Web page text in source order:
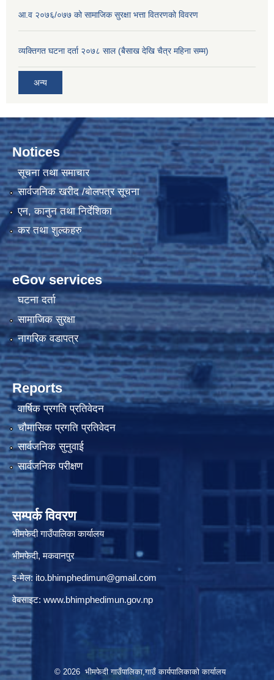
आ.व २०७६/०७७ को सामाजिक सुरक्षा भत्ता वितरणको विवरण
व्यक्तिगत घटना दर्ता २०७८ साल (बैसाख देखि चैत्र महिना सम्म)
अन्य
Notices
सूचना तथा समाचार
सार्वजनिक खरीद /बोलपत्र सूचना
एन, कानुन तथा निर्देशिका
कर तथा शुल्कहरु
eGov services
घटना दर्ता
सामाजिक सुरक्षा
नागरिक वडापत्र
Reports
वार्षिक प्रगति प्रतिवेदन
चौमासिक प्रगति प्रतिवेदन
सार्वजनिक सुनुवाई
सार्वजनिक परीक्षण
सम्पर्क विवरण
भीमफेदी गाउँपालिका कार्यालय
भीमफेदी, मकवानपुर
इ-मेल: ito.bhimphedimun@gmail.com
वेबसाइट: www.bhimphedimun.gov.np
© 2026 भीमफेदी गाउँपालिका,गाउँ कार्यपालिकाकाे कार्यालय